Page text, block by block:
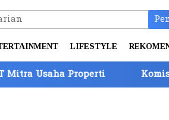
LIFESTYLE
Properti
Komisi IV DPR